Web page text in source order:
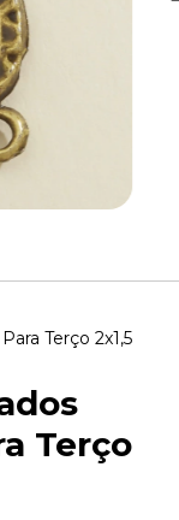
Terço 2x1,5
Terço